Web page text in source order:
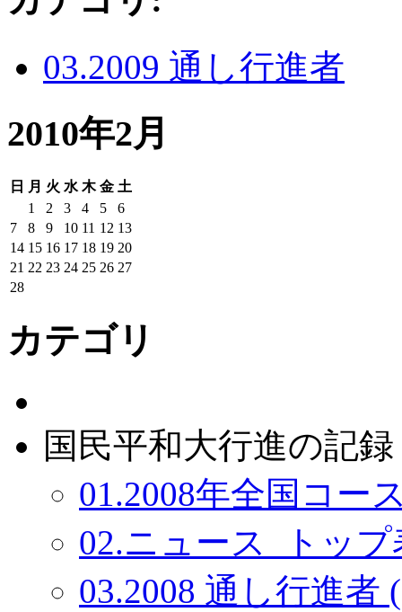
03.2009 通し行進者
2010年2月
日 月 火 水 木 金 土
1
2 3 4 5
6
7
8 9 10 11 12 13
14 15 16 17 18 19 20
21 22 23 24 25 26 27
28
カテゴリ
国民平和大行進の記録
01.2008年全国コー
02.ニュース_トップ
03.2008 通し行進者